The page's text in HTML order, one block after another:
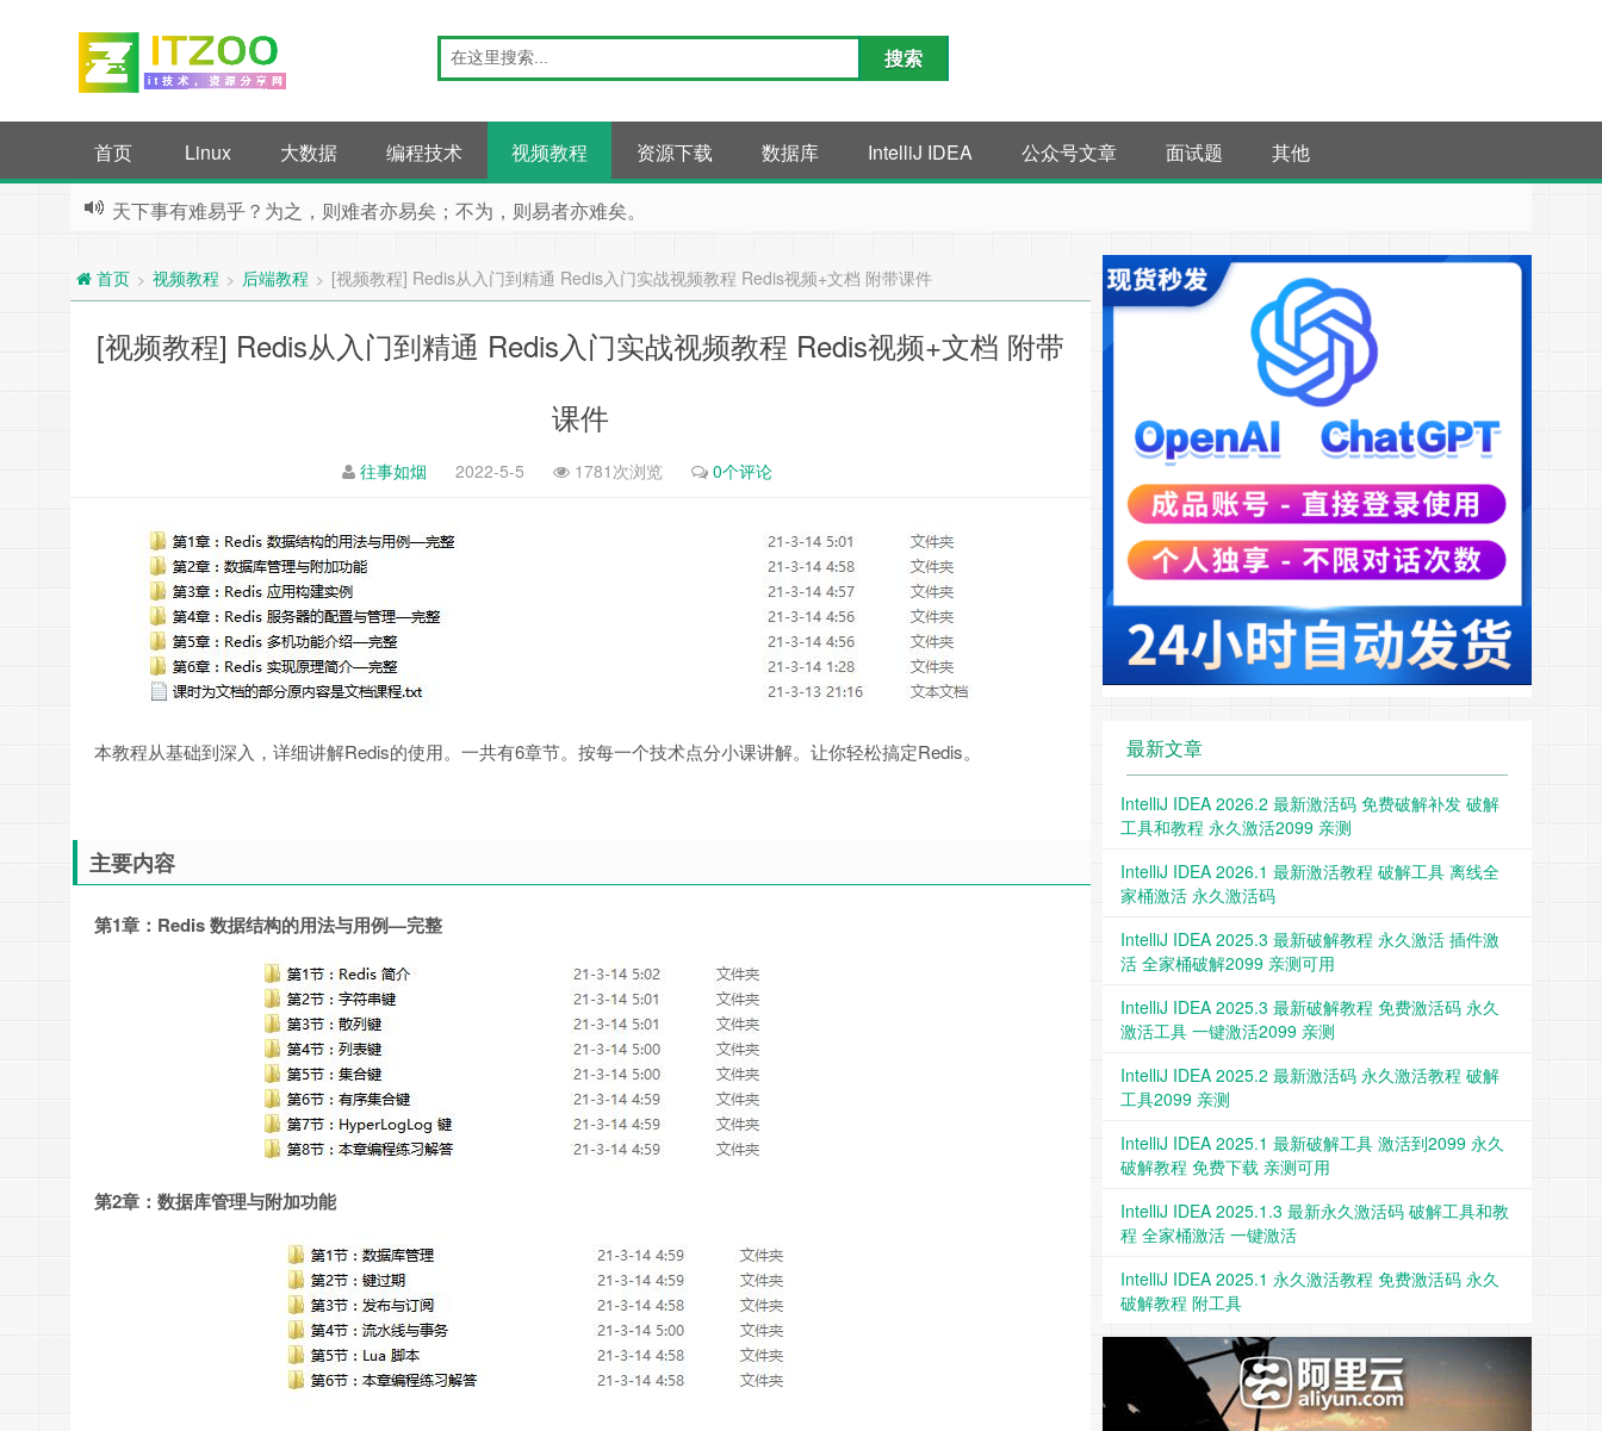
首页 Linux 大数据 编程技术 视频教程 资源下载 数据库 IntelliJ IDEA 公众号文章 面试题 其他
天下事有难易乎？为之，则难者亦易矣；不为，则易者亦难矣。
首页 > 视频教程 > 后端教程 > [视频教程] Redis从入门到精通 Redis入门实战视频教程 Redis视频+文档 附带课件
[视频教程] Redis从入门到精通 Redis入门实战视频教程 Redis视频+文档 附带
课件
往事如烟 2022-5-5 1781次浏览 0个评论
本教程从基础到深入，详细讲解Redis的使用。一共有6章节。按每一个技术点分小课讲解。让你轻松搞定Redis。
主要内容
第1章：Redis 数据结构的用法与用例—完整
第2章：数据库管理与附加功能
最新文章
IntelliJ IDEA 2026.2 最新激活码 免费破解补发 破解
工具和教程 永久激活2099 亲测
IntelliJ IDEA 2026.1 最新激活教程 破解工具 离线全
家桶激活 永久激活码
IntelliJ IDEA 2025.3 最新破解教程 永久激活 插件激
活 全家桶破解2099 亲测可用
IntelliJ IDEA 2025.3 最新破解教程 免费激活码 永久
激活工具 一键激活2099 亲测
IntelliJ IDEA 2025.2 最新激活码 永久激活教程 破解
工具2099 亲测
IntelliJ IDEA 2025.1 最新破解工具 激活到2099 永久
破解教程 免费下载 亲测可用
IntelliJ IDEA 2025.1.3 最新永久激活码 破解工具和教
程 全家桶激活 一键激活
IntelliJ IDEA 2025.1 永久激活教程 免费激活码 永久
破解教程 附工具